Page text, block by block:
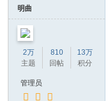
园明曲
2万
主题
810
回帖
13万
积分
管理员